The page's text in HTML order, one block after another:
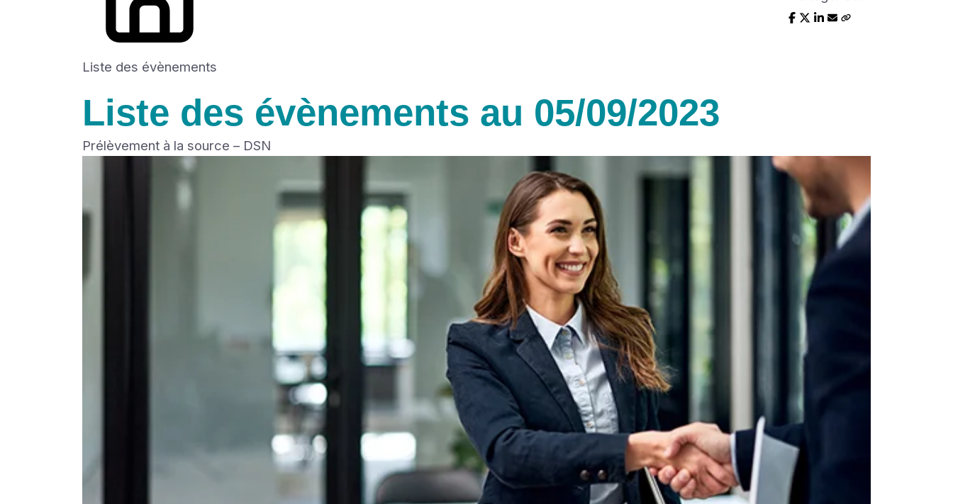
Liste des évènements
Liste des évènements au 05/09/2023
Prélèvement à la source – DSN